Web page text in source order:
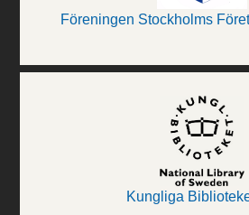
Föreningen Stockholms
Kungliga